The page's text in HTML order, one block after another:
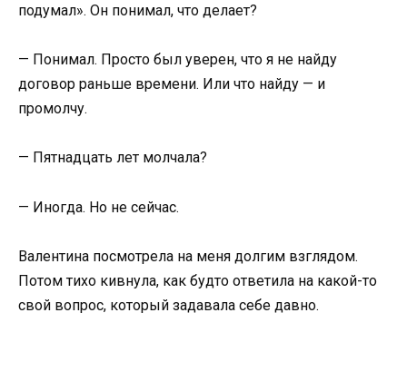
подумал». Он понимал, что делает?
— Понимал. Просто был уверен, что я не найду
договор раньше времени. Или что найду — и
промолчу.
— Пятнадцать лет молчала?
— Иногда. Но не сейчас.
Валентина посмотрела на меня долгим взглядом.
Потом тихо кивнула, как будто ответила на какой-то
свой вопрос, который задавала себе давно.